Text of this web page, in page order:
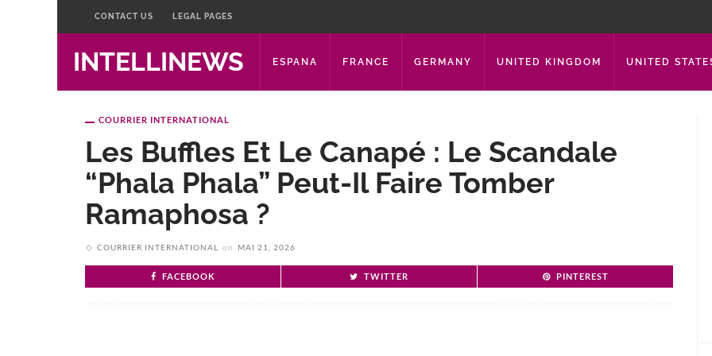
CONTACT US LEGAL PAGES
INTELLINEWS ESPANA FRANCE GERMANY UNITED KINGDOM UNITED
COURRIER INTERNATIONAL
Les Buffles Et Le Canapé : Le Scandale
“Phala Phala” Peut-Il Faire Tomber
Ramaphosa ?
COURRIER INTERNATIONAL on MAI 21, 2026
FACEBOOK TWITTER PINTEREST